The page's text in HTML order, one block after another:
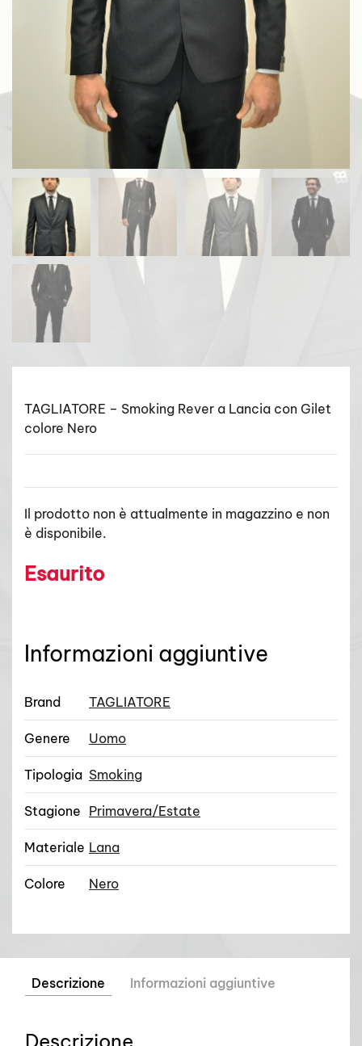
TAGLIATORE – Smoking Rever a Lancia con Gilet
colore Nero
Il prodotto non è attualmente in magazzino e non
è disponibile.
Esaurito
Informazioni aggiuntive
Brand TAGLIATORE
Genere Uomo
Tipologia Smoking
Stagione Primavera/Estate
Materiale Lana
Colore Nero
Descrizione Informazioni aggiuntive
Descrizione